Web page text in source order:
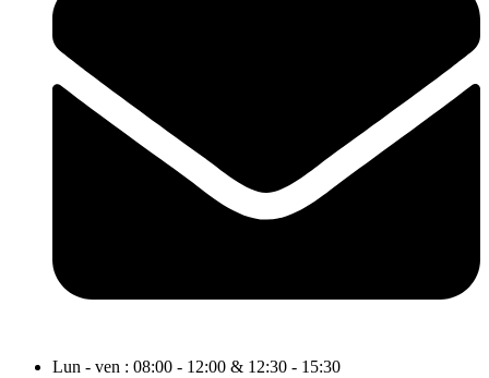
Lun - ven : 08:00 - 12:00 & 12:30 - 15:30